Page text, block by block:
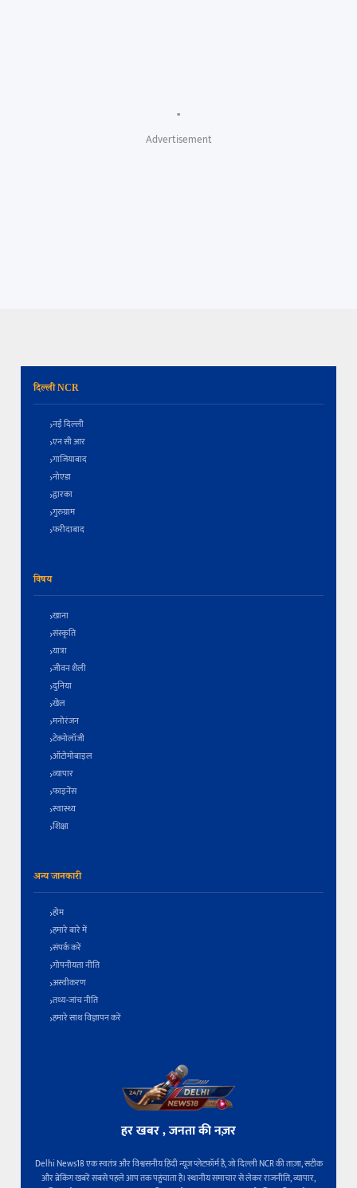
"
Advertisement
दिल्ली NCR
नई दिल्ली
एन सी आर
गाजियाबाद
नोएडा
द्वारका
गुरुग्राम
फरीदाबाद
विषय
खाना
संस्कृति
यात्रा
जीवन शैली
दुनिया
खेल
मनोरंजन
टेक्नोलॉजी
ऑटोमोबाइल
व्यापार
फाइनेंस
स्वास्थ्य
शिक्षा
अन्य जानकारी
होम
हमारे बारे में
संपर्क करें
गोपनीयता नीति
अस्वीकरण
तथ्य-जांच नीति
हमारे साथ विज्ञापन करें
हर खबर , जनता की नज़र
Delhi News18 एक स्वतंत्र और विश्वसनीय हिंदी न्यूज़ प्लेटफ़ॉर्म है, जो दिल्ली NCR की ताज़ा, सटीक
और ब्रेकिंग खबरें सबसे पहले आप तक पहुंचाता है। स्थानीय समाचार से लेकर राजनीति, व्यापार,